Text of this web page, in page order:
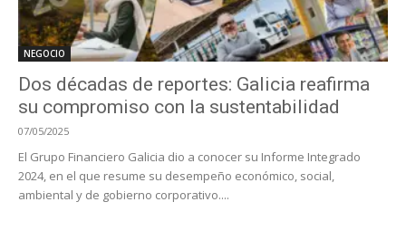
NEGOCIO
Dos décadas de reportes: Galicia reafirma
su compromiso con la sustentabilidad
07/05/2025
El Grupo Financiero Galicia dio a conocer su Informe Integrado
2024, en el que resume su desempeño económico, social,
ambiental y de gobierno corporativo....